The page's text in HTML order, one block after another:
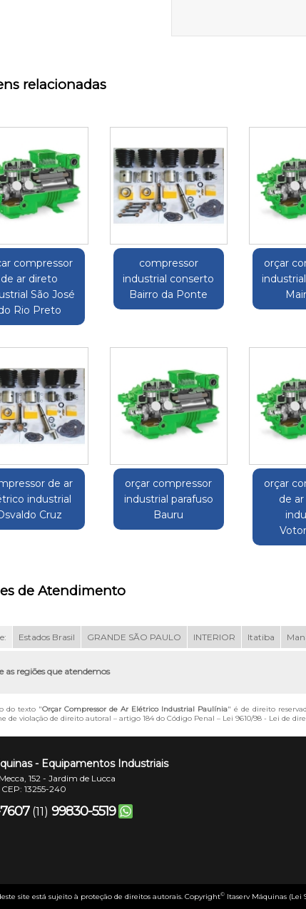
relacionadas
compressor
de ar direto
São José
Rio Preto
compressor
industrial conserto
Bairro da Ponte
orçar
de ar
industrial
Cruz
orçar compressor
industrial parafuso
Bauru
orçar
de
de Atendimento
Estados Brasil GRANDE SÃO PAULO INTERIOR Itatiba
as regiões que atendemos
do texto "Orçar Compressor de Ar Elétrico Industrial Paulínia" é de direito
de violação de direito autoral – artigo 184 do Código Penal – Lei 9610/98 - Lei de
- Equipamentos Industriais
152 - Jardim de Lucca
13255-240
(11) 99830-5519
site está sujeito à proteção de direitos autorais. Copyright© Itaserv Máquinas (Lei